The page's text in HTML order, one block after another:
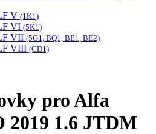
V (1K1)
VI (5K1)
VII (5G1, BQ1, BE1, BE2)
VIII (CD1)
pro Alfa
2019 1.6 JTDM